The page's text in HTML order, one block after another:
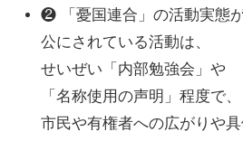
❷ 「憂国連合」の活動実態が
公にされている活動は、
せいぜい「内部勉強会」や
「名称使用の声明」程度で、
市民や有権者への広がりや